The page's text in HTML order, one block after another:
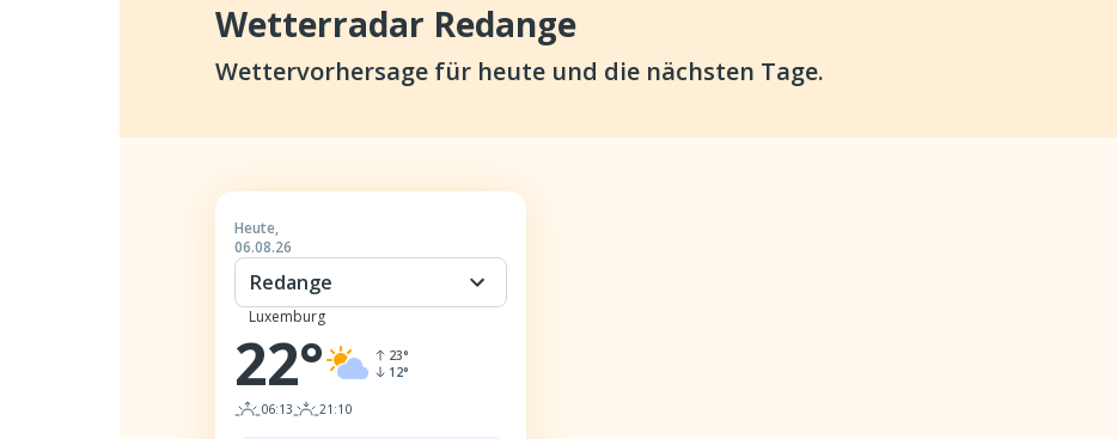
Wetterradar Redange
Wettervorhersage für heute und die nächsten Tage.
Heute,
06.08.26
Redange
Luxemburg
22° 23°
12°
06:13 21:10